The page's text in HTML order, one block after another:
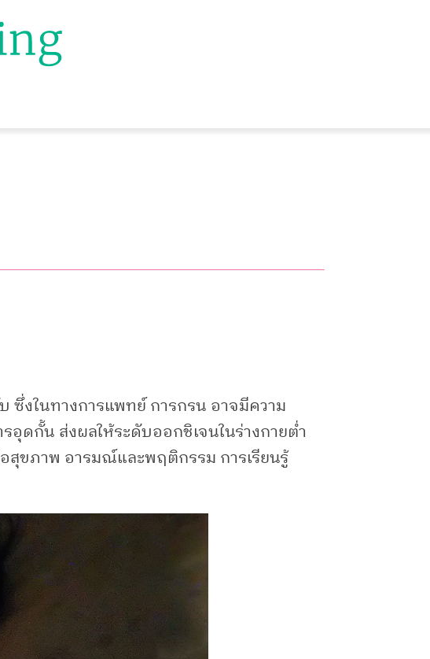
ซึ่งในทางการแพทย์ การกรน อาจมีความ
ดกั้น ส่งผลให้ระดับออกชิเจนในร่างกายต่ำ
ขภาพ อารมณ์และพฤติกรรม การเรียนรู้